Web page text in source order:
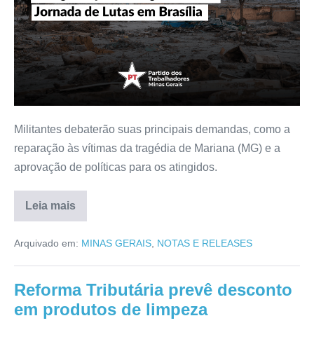
Militantes debaterão suas principais demandas, como a
reparação às vítimas da tragédia de Mariana (MG) e a
aprovação de políticas para os atingidos.
Leia mais
Arquivado em: MINAS GERAIS NOTAS E RELEASES
Reforma Tributária prevê desconto
em produtos de limpeza